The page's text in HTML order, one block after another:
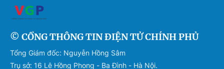
© CỔNG THÔNG TIN ĐIỆN TỬ CHÍNH PHỦ
Tổng Giám đốc: Nguyễn Hồng Sâm
Trụ sở: 16 Lê Hồng Phong - Ba Đình - Hà Nội.